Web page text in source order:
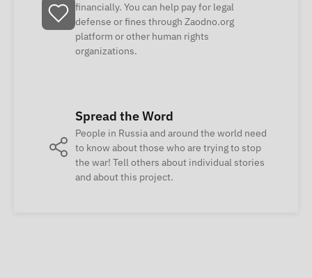
financially. You can help pay for legal
defense or fines through Zaodno.org
platform or other human rights
organizations.
Spread the Word
People in Russia and around the world need
to know about those who are trying to stop
the war! Tell others about individual stories
and about this project.